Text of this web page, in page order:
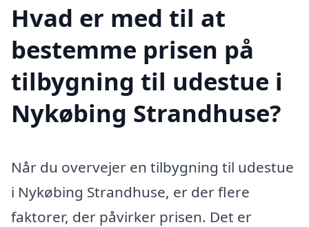
Hvad er med til at
bestemme prisen på
tilbygning til udestue i
Nykøbing Strandhuse?
Når du overvejer en tilbygning til udestue
i Nykøbing Strandhuse, er der flere
faktorer, der påvirker prisen. Det er